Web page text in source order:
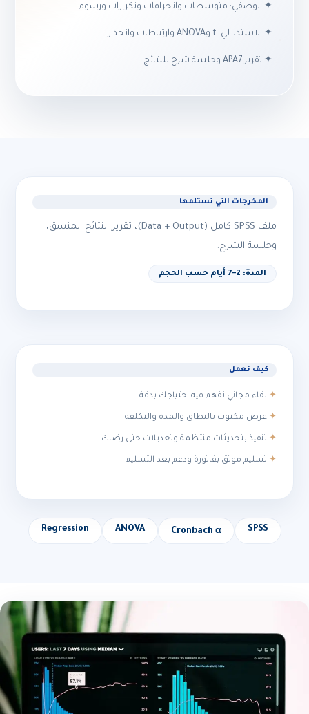
✦ الوصفي: متوسطات وانحرافات وتكرارات ورسوم
✦ الاستدلالي: t وANOVA وارتباطات وانحدار
✦ تقرير APA7 وجلسة شرح للنتائج
المخرجات التي تستلمها
ملف SPSS كامل (Data + Output)، تقرير النتائج المنسق،
وجلسة الشرح.
المدة: 2–7 أيام حسب الحجم
كيف نعمل
لقاء مجاني نفهم فيه احتياجك بدقة
عرض مكتوب بالنطاق والمدة والتكلفة
تنفيذ بتحديثات منتظمة وتعديلات حتى رضاك
تسليم موثق بفاتورة ودعم بعد التسليم
SPSS
Cronbach α
ANOVA
Regression